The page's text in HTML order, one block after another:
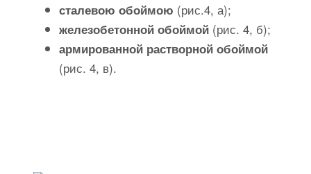
сталевою обоймою (рис.4, а);
железобетонной обоймой (рис. 4, б);
армированной растворной обоймой
(рис. 4, в).